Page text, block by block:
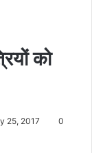
को
25, 2017 0